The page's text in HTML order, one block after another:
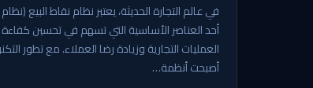
أحد العناصر الأساسية التي تسهم في تحسين كفاءة
العمليات التجارية وزيادة رضا العملاء. مع تطور
أصبحت أنظمة…